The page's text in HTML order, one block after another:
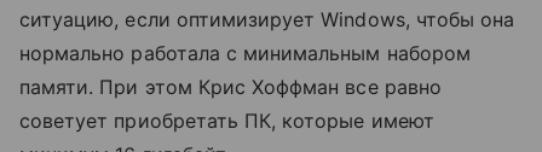
ситуацию, если оптимизирует Windows, чтобы она
нормально работала с минимальным набором
памяти. При этом Крис Хоффман все равно
советует приобретать ПК, которые имеют